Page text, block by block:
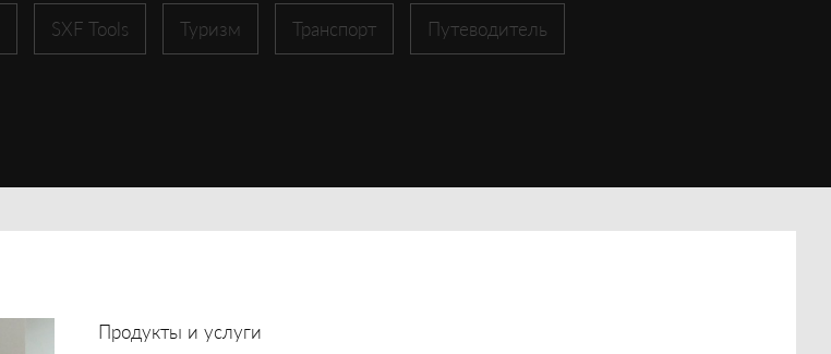
SXF Tools Туризм Транспорт Путеводитель
Продукты и услуги